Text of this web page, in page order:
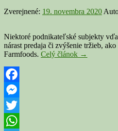
Zverejnené: 19. novembra 2020
Niektoré podnikateľské subjekty
nárast predaja či zvýšenie tržieb,
Farmfoods. Celý článok Počas
→
Facebook
Messenger
Twitter